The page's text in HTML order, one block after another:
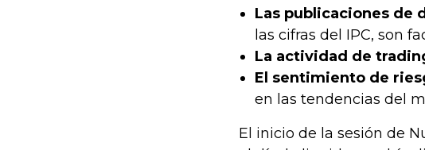
Las publicaciones de
las cifras del IPC, son
La actividad de
El sentimiento de
en las tendencias del
El inicio de la sesión de